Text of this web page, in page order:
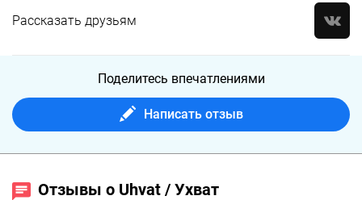
Рассказать друзьям
Поделитесь впечатлениями
Написать отзыв
Отзывы о Uhvat / Ухват